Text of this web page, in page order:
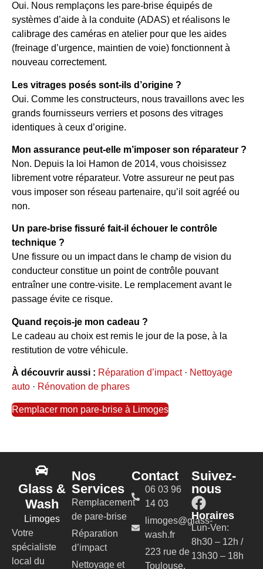
Oui. Nous remplaçons les pare-brise équipés de
systèmes d’aide à la conduite (ADAS) et réalisons le
calibrage des caméras en atelier pour que les aides
(freinage d’urgence, maintien de voie) fonctionnent à
nouveau correctement.
Les vitrages posés sont-ils d’origine ?
Oui. Comme les constructeurs, nous travaillons avec les
grands fournisseurs verriers et posons des vitrages
identiques à ceux d’origine.
Mon assurance peut-elle m’imposer son réparateur ?
Non. Depuis la loi Hamon de 2014, vous choisissez
librement votre réparateur. Votre assureur ne peut pas
vous imposer son réseau partenaire, qu’il soit agréé ou
non.
Un pare-brise fissuré fait-il échouer le contrôle
technique ?
Une fissure ou un impact dans le champ de vision du
conducteur constitue un point de contrôle pouvant
entraîner une contre-visite. Le remplacement avant le
passage évite ce risque.
Quand reçois-je mon cadeau ?
Le cadeau au choix est remis le jour de la pose, à la
restitution de votre véhicule.
À découvrir aussi : Réparation d’impact· Nettoyage
auto · Rénovation de phares
Remplacer mon pare-brise à Limoges
Glass &
Wash
Limoges
Votre
spécialiste
local du
Nos
Services
Remplacement
de pare-brise
Réparation
d’impact
Nettoyage et
Contact
06 03 96
14 03
limoges@glass-
wash.fr
223 rue de
Toulouse,
Suivez-
nous
Horaires
Lun-Ven:
8h30 – 12h /
13h30 – 18h